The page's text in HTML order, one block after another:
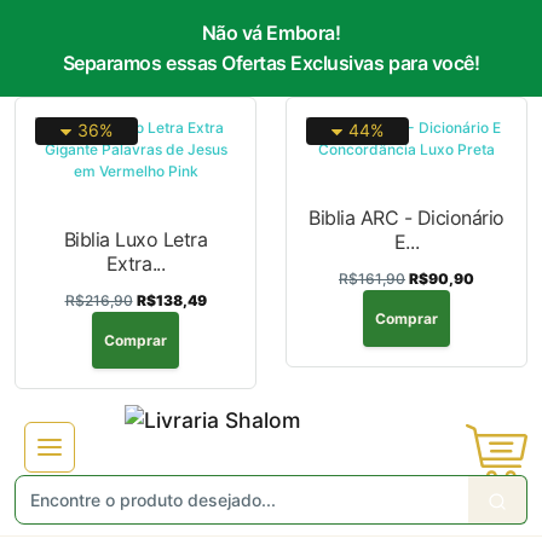
Não vá Embora!
Separamos essas Ofertas Exclusivas para você!
36%
Biblia Luxo Letra
Extra...
R$216,90 R$138,49
Comprar
44%
Biblia ARC - Dicionário
E...
R$161,90 R$90,90
Comprar